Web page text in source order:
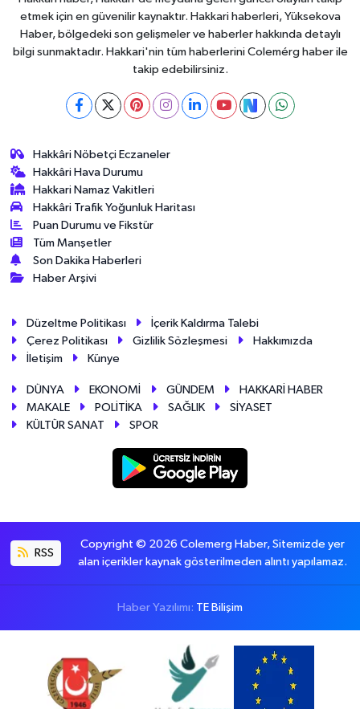
etmek için en güvenilir kaynaktır. Hakkari haberleri, Yüksekova
Haber, bölgedeki son gelişmeler ve haberler hakkında detaylı
bilgi sunmaktadır. Hakkari'nin tüm haberlerini Colemérg haber ile
takip edebilirsiniz.
Hakkâri Nöbetçi Eczaneler
Hakkâri Hava Durumu
Hakkari Namaz Vakitleri
Hakkâri Trafik Yoğunluk Haritası
Puan Durumu ve Fikstür
Tüm Manşetler
Son Dakika Haberleri
Haber Arşivi
Düzeltme Politikası
İçerik Kaldırma Talebi
Çerez Politikası
Gizlilik Sözleşmesi
Hakkımızda
İletişim
Künye
DÜNYA EKONOMİ GÜNDEM
HAKKARİ HABER
MAKALE
POLİTİKA SAĞLIK
SİYASET
KÜLTÜR SANAT
SPOR
RSS
Copyright © 2026 Colemerg Haber, Sitemizde yer
alan içerikler kaynak gösterilmeden alıntı yapılamaz.
Haber Yazılımı: TE Bilişim